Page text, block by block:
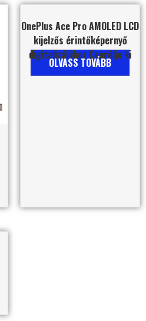
OnePlus Ace Pro AMOLED LCD
kijelzős érintőképernyő
digitalizálóhoz Cserélje ki
OLVASS TOVÁBB